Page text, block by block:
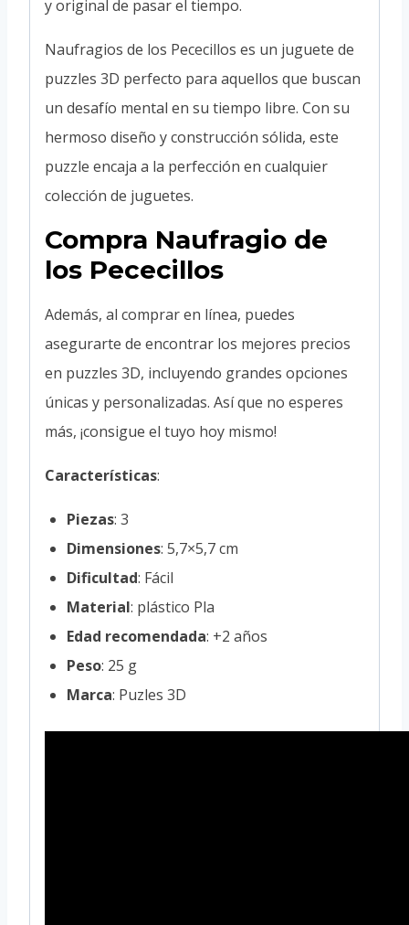
y original de pasar el tiempo.
Naufragios de los Pececillos es un juguete de
puzzles 3D perfecto para aquellos que buscan
un desafío mental en su tiempo libre. Con su
hermoso diseño y construcción sólida, este
puzzle encaja a la perfección en cualquier
colección de juguetes.
Compra Naufragio de
los Pececillos
Además, al comprar en línea, puedes
asegurarte de encontrar los mejores precios
en puzzles 3D, incluyendo grandes opciones
únicas y personalizadas. Así que no esperes
más, ¡consigue el tuyo hoy mismo!
Características:
Piezas: 3
Dimensiones: 5,7×5,7 cm
Dificultad: Fácil
Material: plástico Pla
Edad recomendada: +2 años
Peso: 25 g
Marca: Puzles 3D